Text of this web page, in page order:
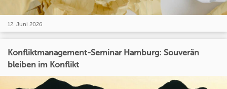
12. Juni 2026
Konfliktmanagement-Seminar Hamburg: Souverän
bleiben im Konflikt